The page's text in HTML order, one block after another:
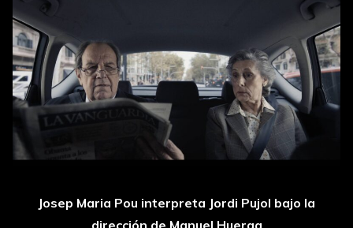
Josep Maria Pou interpreta Jordi Pujol bajo la
dirección de Manuel Huerga